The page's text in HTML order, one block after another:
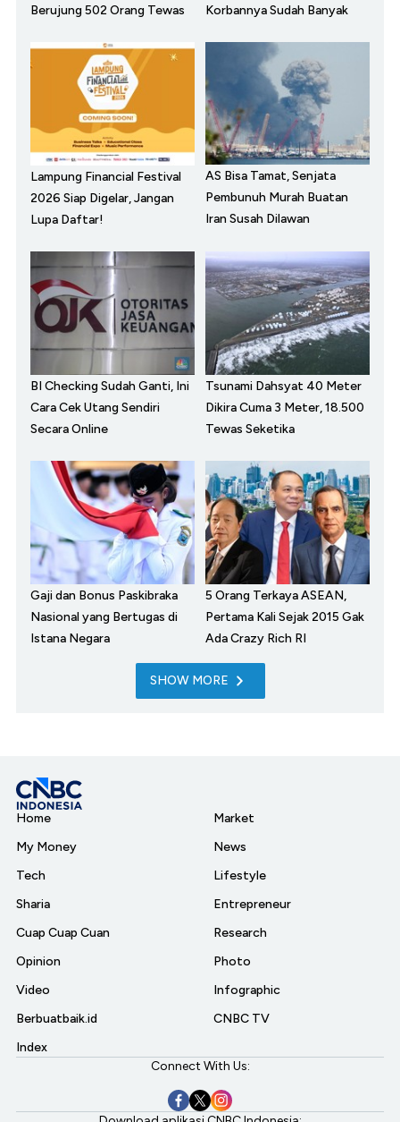
Berujung 502 Orang Tewas
Korbannya Sudah Banyak
Lampung Financial Festival
2026 Siap Digelar, Jangan
Lupa Daftar!
AS Bisa Tamat, Senjata
Pembunuh Murah Buatan
Iran Susah Dilawan
BI Checking Sudah Ganti, Ini
Cara Cek Utang Sendiri
Secara Online
Tsunami Dahsyat 40 Meter
Dikira Cuma 3 Meter, 18.500
Tewas Seketika
Gaji dan Bonus Paskibraka
Nasional yang Bertugas di
Istana Negara
5 Orang Terkaya ASEAN,
Pertama Kali Sejak 2015 Gak
Ada Crazy Rich RI
SHOW MORE
Home
My Money
Tech
Sharia
Cuap Cuap Cuan
Opinion
Video
Berbuatbaik.id
Index
Market
News
Lifestyle
Entrepreneur
Research
Photo
Infographic
CNBC TV
Connect With Us: